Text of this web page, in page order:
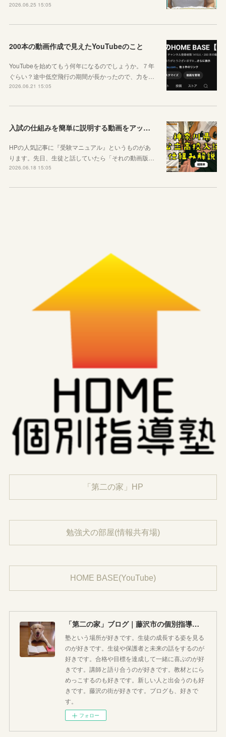
2026.06.25 15:05
200本の動画作成で見えたYouTubeのこと
YouTubeを始めてもう何年になるのでしょうか。７年
ぐらい？途中低空飛行の期間が長かったので、力を…
2026.06.21 15:05
入試の仕組みを簡単に説明する動画をアップしました
HPの人気記事に『受験マニュアル』というものがあ
ります。先日、生徒と話していたら「それの動画版…
2026.06.18 15:05
「第二の家」HP
勉強犬の部屋(情報共有場)
HOME BASE(YouTube)
「第二の家」ブログ｜藤沢市の個別指導塾のお話
塾という場所が好きです。生徒の成長する姿を見る
のが好きです。生徒や保護者と未来の話をするのが
好きです。合格や目標を達成して一緒に喜ぶのが好
きです。講師と語り合うのが好きです。教材とにら
めっこするのも好きです。新しい人と出会うのも好
きです。藤沢の街が好きです。ブログも、好きで
す。
フォロー